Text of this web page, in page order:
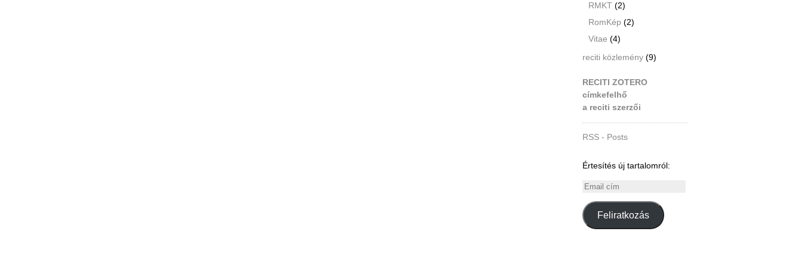
RMKT (2)
RomKép (2)
Vitae (4)
reciti közlemény (9)
RECITI ZOTERO
címkefelhő
a reciti szerzői
RSS - Posts
Értesítés új tartalomról:
Email
Feliratkozás